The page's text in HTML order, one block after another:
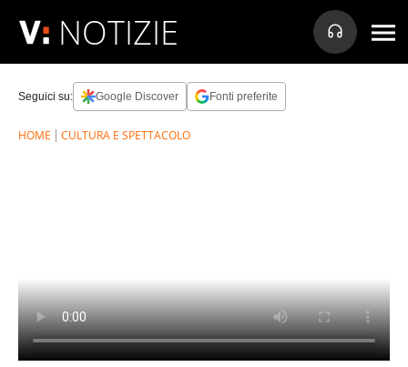
NOTIZIE
Seguici su: Google Discover Fonti preferite
HOME CULTURA E SPETTACOLO